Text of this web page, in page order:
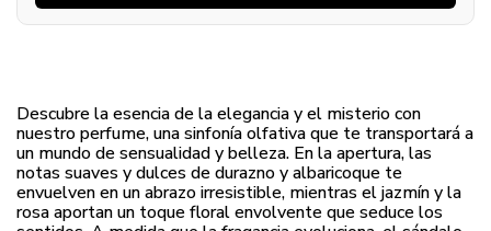
Descubre la esencia de la elegancia y el misterio con
nuestro perfume, una sinfonía olfativa que te transportará a
un mundo de sensualidad y belleza. En la apertura, las
notas suaves y dulces de durazno y albaricoque te
envuelven en un abrazo irresistible, mientras el jazmín y la
rosa aportan un toque floral envolvente que seduce los